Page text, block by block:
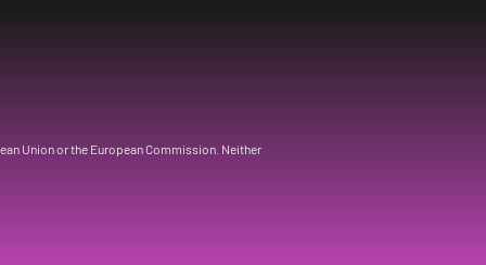
Union or the European Commission. Neither